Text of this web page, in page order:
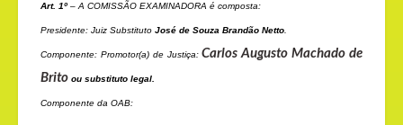
Art. 1º – A COMISSÃO EXAMINADORA é composta:
Presidente: Juiz Substituto José de Souza Brandão Netto.
Componente: Promotor(a) de Justiça:Carlos Augusto Machado de
Brito ou substituto legal.
Componente da OAB: